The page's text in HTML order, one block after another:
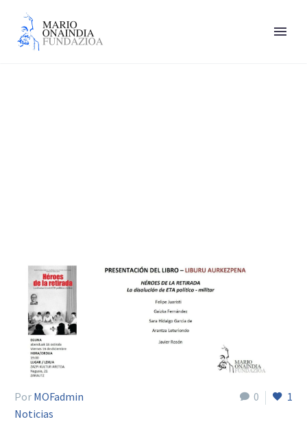
0 1
Por MOFadmin
Noticias